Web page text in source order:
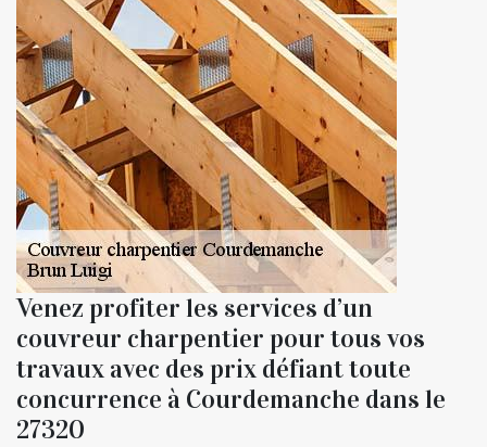
Venez profiter les services d’un
couvreur charpentier pour tous vos
travaux avec des prix défiant toute
concurrence à Courdemanche dans le
27320